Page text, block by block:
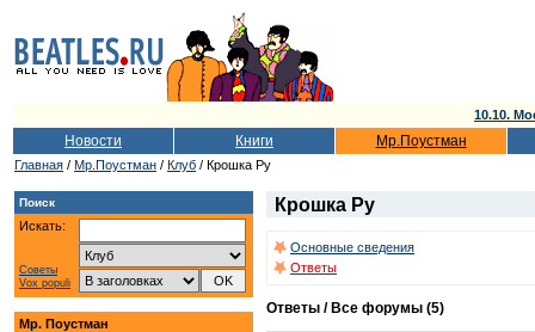
10.10.
Новости Книги Мр.Поустман
Главная / Мр.Поустман / Клуб / Крошка Ру
Поиск
Искать:
Советы
Vox populi
Мр. Поустман
Крошка Ру
Основные сведения
Ответы
Ответы / Все форумы (5)